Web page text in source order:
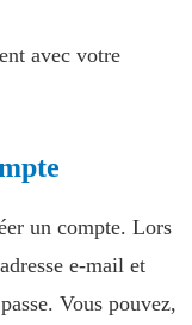
avec votre
un compte. Lors
e-mail et
Vous pouvez,